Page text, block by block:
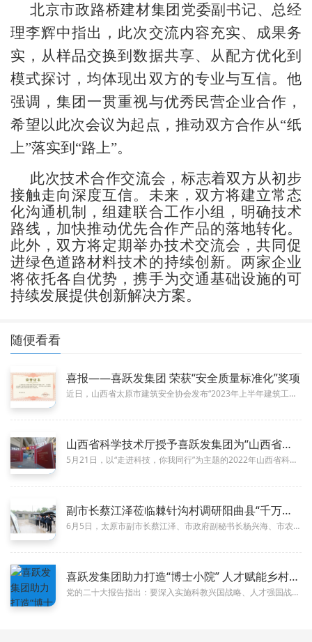
北京市政路桥建材集团党委副书记、总经
理李辉中指出，此次交流内容充实、成果务
实，从样品交换到数据共享、从配方优化到
模式探讨，均体现出双方的专业与互信。他
强调，集团一贯重视与优秀民营企业合作，
希望以此次会议为起点，推动双方合作从“纸
上”落实到“路上”。
此次技术合作交流会，标志着双方从初步
接触走向深度互信。未来，双方将建立常态
化沟通机制，组建联合工作小组，明确技术
路线，加快推动优先合作产品的落地转化。
此外，双方将定期举办技术交流会，共同促
进绿色道路材料技术的持续创新。两家企业
将依托各自优势，携手为交通基础设施的可
持续发展提供创新解决方案。
随便看看
10-08 喜报——喜跃发集团 荣获“安全质量标准化”奖项
近日，山西省太原市建筑安全协会发布“2023年上半年建筑工程安全质量标准化”评选结果，山西喜跃发道路建设养护集团有限公司...
07-05 山西省科学技术厅授予喜跃发集团为“山西省科普基地”！
5月21日，以“走进科技，你我同行”为主题的2022年山西省科技活动周在省科技馆正式启动。活动旨在推动全社会形成讲科学、...
06-24 副市长蔡江泽莅临棘针沟村调研阳曲县“千万工程”重点建设精品示
6月5日，太原市副市长蔡江泽、市政府副秘书长杨兴海、市农业农村局二级调研员南红卫、县委副书记、统战部部长吴英志及阳曲县相...
06-13 喜跃发集团助力打造“博士小院” 人才赋能乡村振兴
党的二十大报告指出：要深入实施科教兴国战略、人才强国战略、创新驱动发展战略。人才蔚起，城市方兴。人才是加快发展新质生产力...